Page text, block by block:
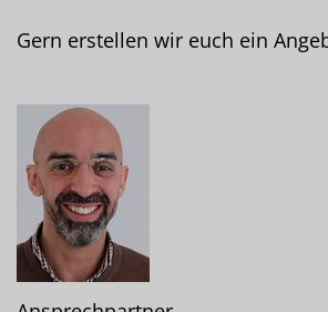
Gern erstellen wir euch ein